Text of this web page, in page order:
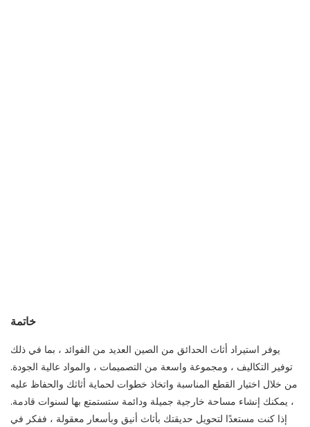
خاتمة
يوفر استيراد أثاث الحدائق من الصين العديد من الفوائد ، بما في ذلك
توفير التكاليف ، ومجموعة واسعة من التصميمات ، والمواد عالية الجودة.
من خلال اختيار القطع المناسبة واتخاذ خطوات لحماية أثاثك والحفاظ عليه
، يمكنك إنشاء مساحة خارجية جميلة ودائمة ستستمتع بها لسنوات قادمة.
إذا كنت مستعدًا لتحويل حديقتك بأثاث أنيق وبأسعار معقولة ، ففكر في